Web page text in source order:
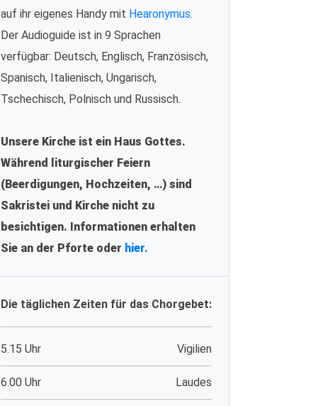
auf ihr eigenes Handy mit Hearonymus.
Der Audioguide ist in 9 Sprachen
verfügbar: Deutsch, Englisch, Französisch,
Spanisch, Italienisch, Ungarisch,
Tschechisch, Polnisch und Russisch.
Unsere Kirche ist ein Haus Gottes.
Während liturgischer Feiern
(Beerdigungen, Hochzeiten, …) sind
Sakristei und Kirche nicht zu
besichtigen. Informationen erhalten
Sie an der Pforte oder hier.
Die täglichen Zeiten für das Chorgebet:
5.15 Uhr Vigilien
6.00 Uhr Laudes